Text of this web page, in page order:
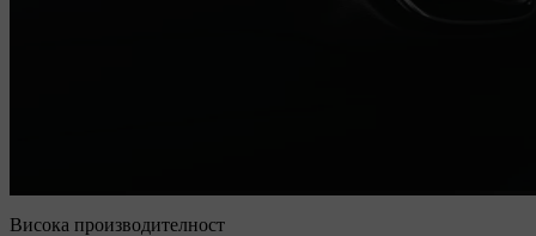
Висока производителност